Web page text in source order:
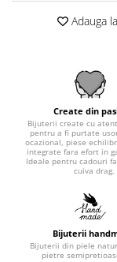
Adauga
Create din
Bijuterii create cu
pentru a fi purtate
ocazional, piese
integrate fara efort in
Ideale pentru cadouri
cuiva drag.
Bijuterii
Bijuterii din piele
pietre